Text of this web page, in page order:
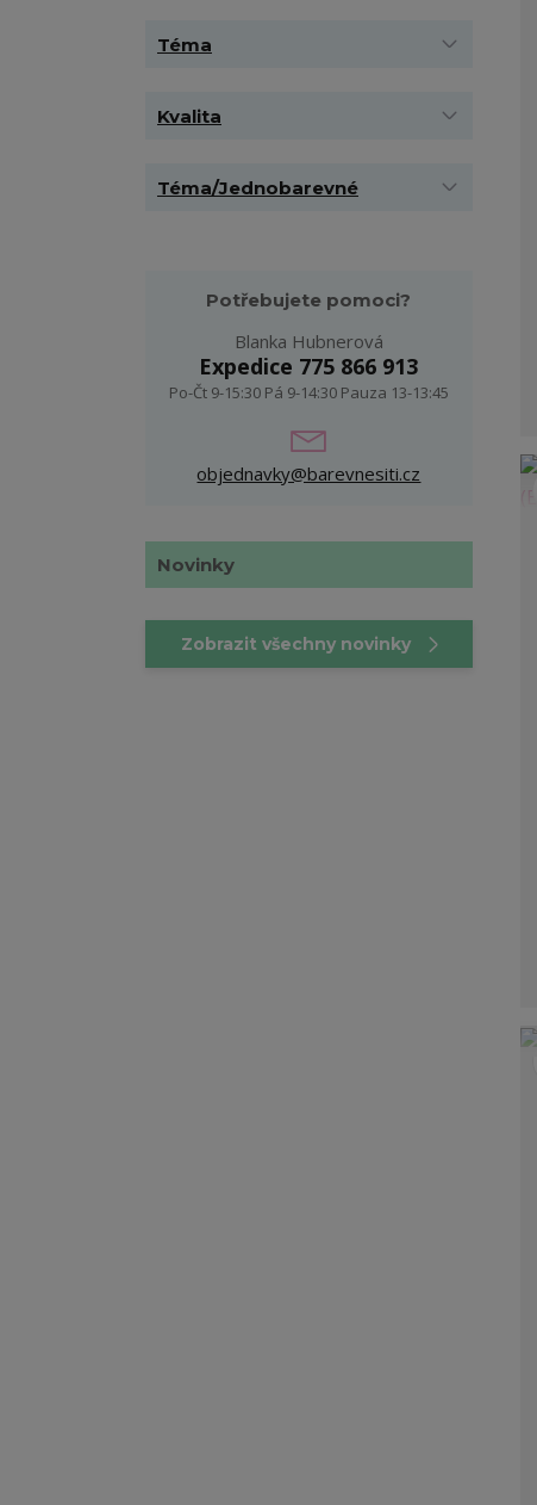
Téma
Kvalita
Téma/Jednobarevné
Potřebujete pomoci?
Blanka Hubnerová
Expedice 775 866 913
Po-Čt 9-15:30 Pá 9-14:30 Pauza 13-13:45
objednavky@barevnesiti.cz
Novinky
Zobrazit všechny novinky